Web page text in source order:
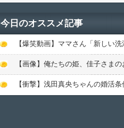
今日のオススメ記事
【爆笑動画】ママさん「新しい
【画像】俺たちの姫、佳子さま
【衝撃】浅田真央ちゃんの婚活